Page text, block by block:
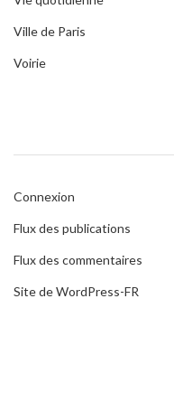
Ville de Paris
Voirie
Connexion
Flux des publications
Flux des commentaires
Site de WordPress-FR